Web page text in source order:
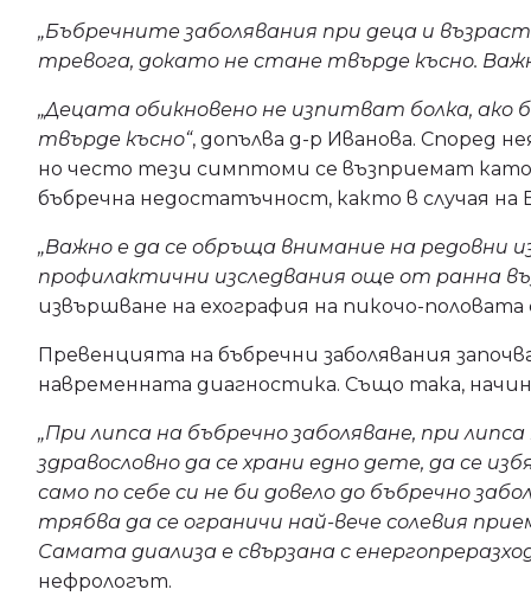
„Бъбречните заболявания при деца и
тревога, докато не стане твърде късно.
„Децата обикновено не изпитват болка,
твърде късно“, допълва д-р Иванова. Според
но често тези симптоми се възприемат като
бъбречна недостатъчност, както в случая на
„Важно е да се обръща внимание на редовни
профилактични изследвания още от ранна
извършване на ехография на пикочо-
Превенцията на бъбречни заболявания
навременната диагностика. Също така,
„При липса на бъбречно заболяване, при
здравословно да се храни едно дете, да се
само по себе си не би довело до бъбречно
трябва да се ограничи най-вече солевия
Самата диализа е свързана с
нефрологът.